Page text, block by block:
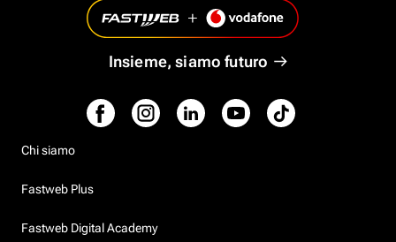
Insieme, siamo futuro
Chi siamo
Fastweb Plus
Fastweb Digital Academy